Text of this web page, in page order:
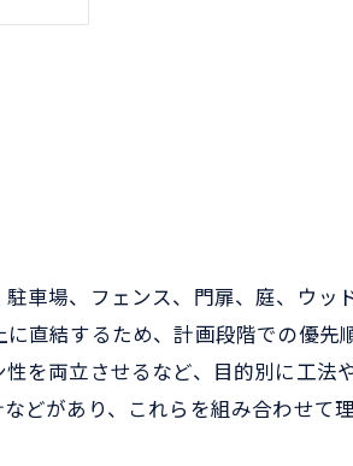
車場、フェンス、門扉、庭、ウッ
直結するため、計画段階での優先
を両立させるなど、目的別に工法
どがあり、これらを組み合わせて